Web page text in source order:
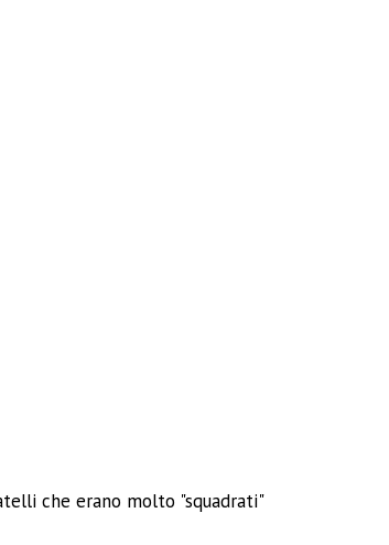
che erano molto "squadrati"